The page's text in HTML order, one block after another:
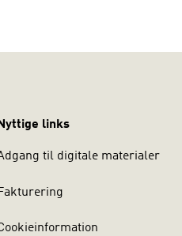
Nyttige links
til digitale materialer